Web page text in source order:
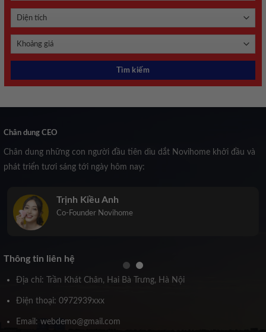
Chân dung CEO
Chân dung những con người đầu tiên dìu dắt Novihome khởi đầu và
phát triển tươi sáng tới ngày hôm nay:
Trịnh Kiều Anh
Co-Founder Novihome
Thông tin liên hệ
Địa chỉ: Trần Khát Chân, Hai Bà Trưng, Hà Nội
Điện thoại: 0972939xxx
Email: webdemo@gmail.com